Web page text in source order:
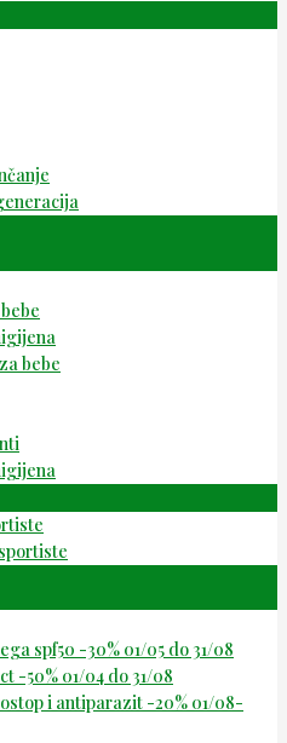
bebe
spf50 -30% 01/05 do 31/08
-50% 01/04 do 31/08
i antiparazit -20% 01/08-